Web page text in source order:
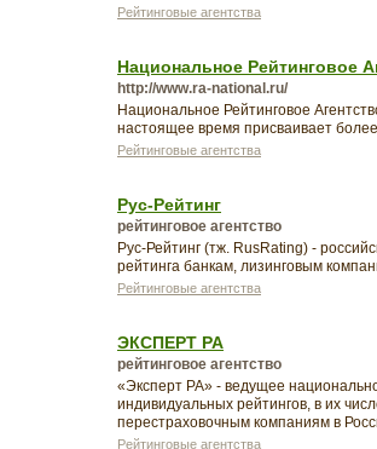
Рейтинговые агентства
Национальное Рейтинговое
http://www.ra-national.ru/
Национальное Рейтинговое
настоящее время присваивает
Рейтинговые агентства
Рус-Рейтинг
рейтинговое агентство
Рус-Рейтинг (тж. RusRating) -
рейтинга банкам, лизинговым
Рейтинговые агентства
ЭКСПЕРТ РА
рейтинговое агентство
«Эксперт РА» - ведущее
индивидуальных рейтингов, в их
перестраховочным компаниям в
Рейтинговые агентства